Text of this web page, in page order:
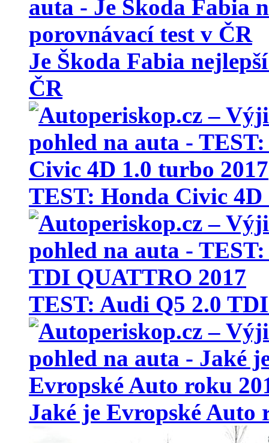
Je Škoda Fabia
ČR
TEST: Honda Civic 4D
TEST: Audi Q5 2.0
Jaké je Evropské Auto